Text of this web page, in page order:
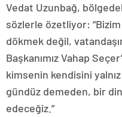
Vedat Uzunbağ,
sözlerle özetliyor:
dökmek değil,
Başkanımız Vahap
kimsenin kendisini
gündüz demeden, bir
edeceğiz.”